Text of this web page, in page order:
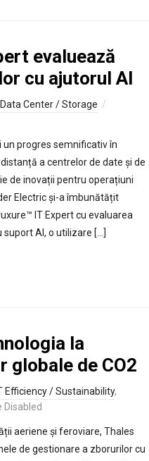
evaluează
cu ajutorul AI
Data Center / Storage
progres semnificativ în
a centrelor de date și de
de inovații pentru operațiuni
Electric și-a îmbunătățit
IT Expert cu evaluarea
suport AI, o utilizare […]
la
globale de CO2
Efficiency / Sustainability,
Disabled
aeriene și feroviare, Thales
de gestionare a zborurilor cu